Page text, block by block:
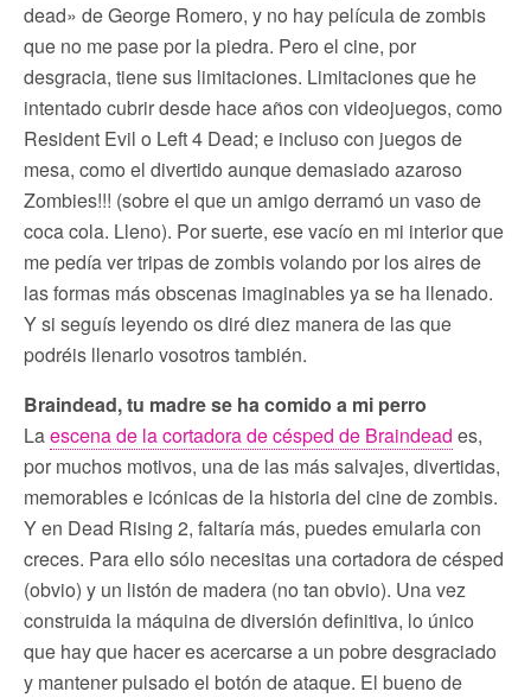
dead» de George Romero, y no hay película de zombis
que no me pase por la piedra. Pero el cine, por
desgracia, tiene sus limitaciones. Limitaciones que he
intentado cubrir desde hace años con videojuegos, como
Resident Evil o Left 4 Dead; e incluso con juegos de
mesa, como el divertido aunque demasiado azaroso
Zombies!!! (sobre el que un amigo derramó un vaso de
coca cola. Lleno). Por suerte, ese vacío en mi interior que
me pedía ver tripas de zombis volando por los aires de
las formas más obscenas imaginables ya se ha llenado.
Y si seguís leyendo os diré diez manera de las que
podréis llenarlo vosotros también.
Braindead, tu madre se ha comido a mi perro
Laescena de la cortadora de césped de Braindead es,
por muchos motivos, una de las más salvajes, divertidas,
memorables e icónicas de la historia del cine de zombis.
Y en Dead Rising 2, faltaría más, puedes emularla con
creces. Para ello sólo necesitas una cortadora de césped
(obvio) y un listón de madera (no tan obvio). Una vez
construida la máquina de diversión definitiva, lo único
que hay que hacer es acercarse a un pobre desgraciado
y mantener pulsado el botón de ataque. El bueno de